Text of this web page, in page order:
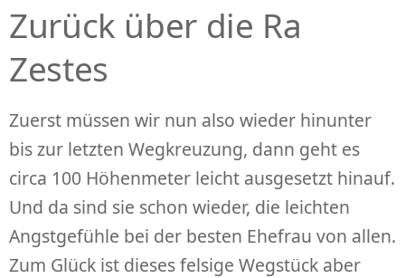
Zurück über die Ra
Zestes
Zuerst müssen wir nun also wieder hinunter
bis zur letzten Wegkreuzung, dann geht es
circa 100 Höhenmeter leicht ausgesetzt hinauf.
Und da sind sie schon wieder, die leichten
Angstgefühle bei der besten Ehefrau von allen.
Zum Glück ist dieses felsige Wegstück aber